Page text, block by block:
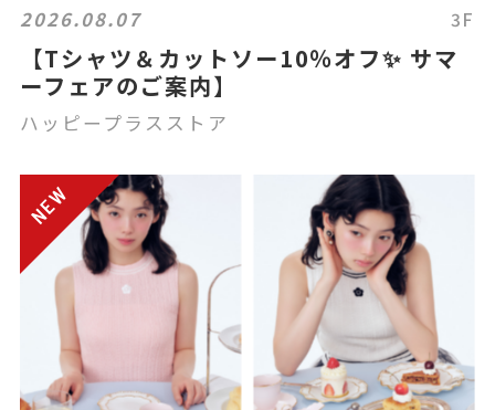
2026.08.07 3F
【Tシャツ＆カットソー10％オフ✨ サマ
ーフェアのご案内】
ハッピープラスストア